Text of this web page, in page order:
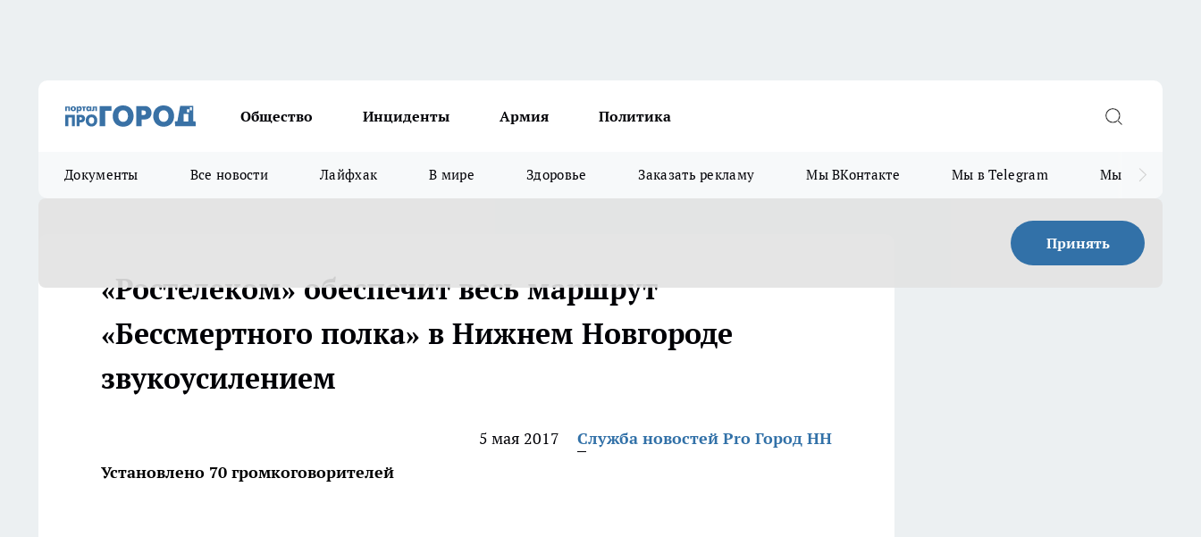
Общество Инциденты Армия Политика
Документы Все новости Лайфхак В мире Здоровье Заказать рекламу Мы ВКонтакте Мы в Telegram Мы в MAX
Принять
«Ростелеком» обеспечит весь маршрут
«Бессмертного полка» в Нижнем Новгороде
звукоусилением
5 мая 2017
Служба новостей Pro Город НН
Установлено 70 громкоговорителей